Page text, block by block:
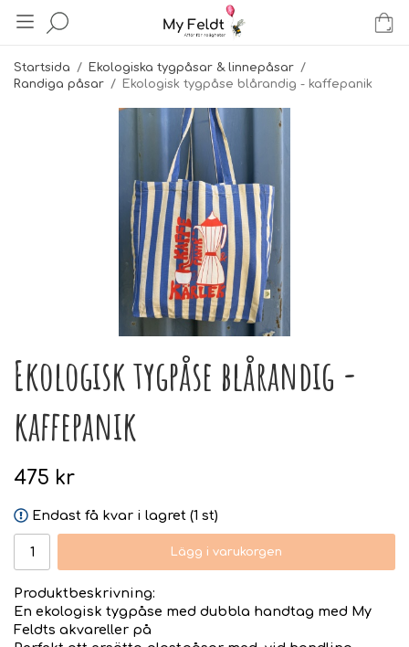
Startsida / Ekologiska tygpåsar & linnepåsar /
Randiga påsar / Ekologisk tygpåse blårandig - kaffepanik
Ekologisk tygpåse blårandig -
kaffepanik
475 kr
Endast få kvar i lagret (1 st)
Lägg i varukorgen
Produktbeskrivning:
En ekologisk tygpåse med dubbla handtag med My
Feldts akvareller på